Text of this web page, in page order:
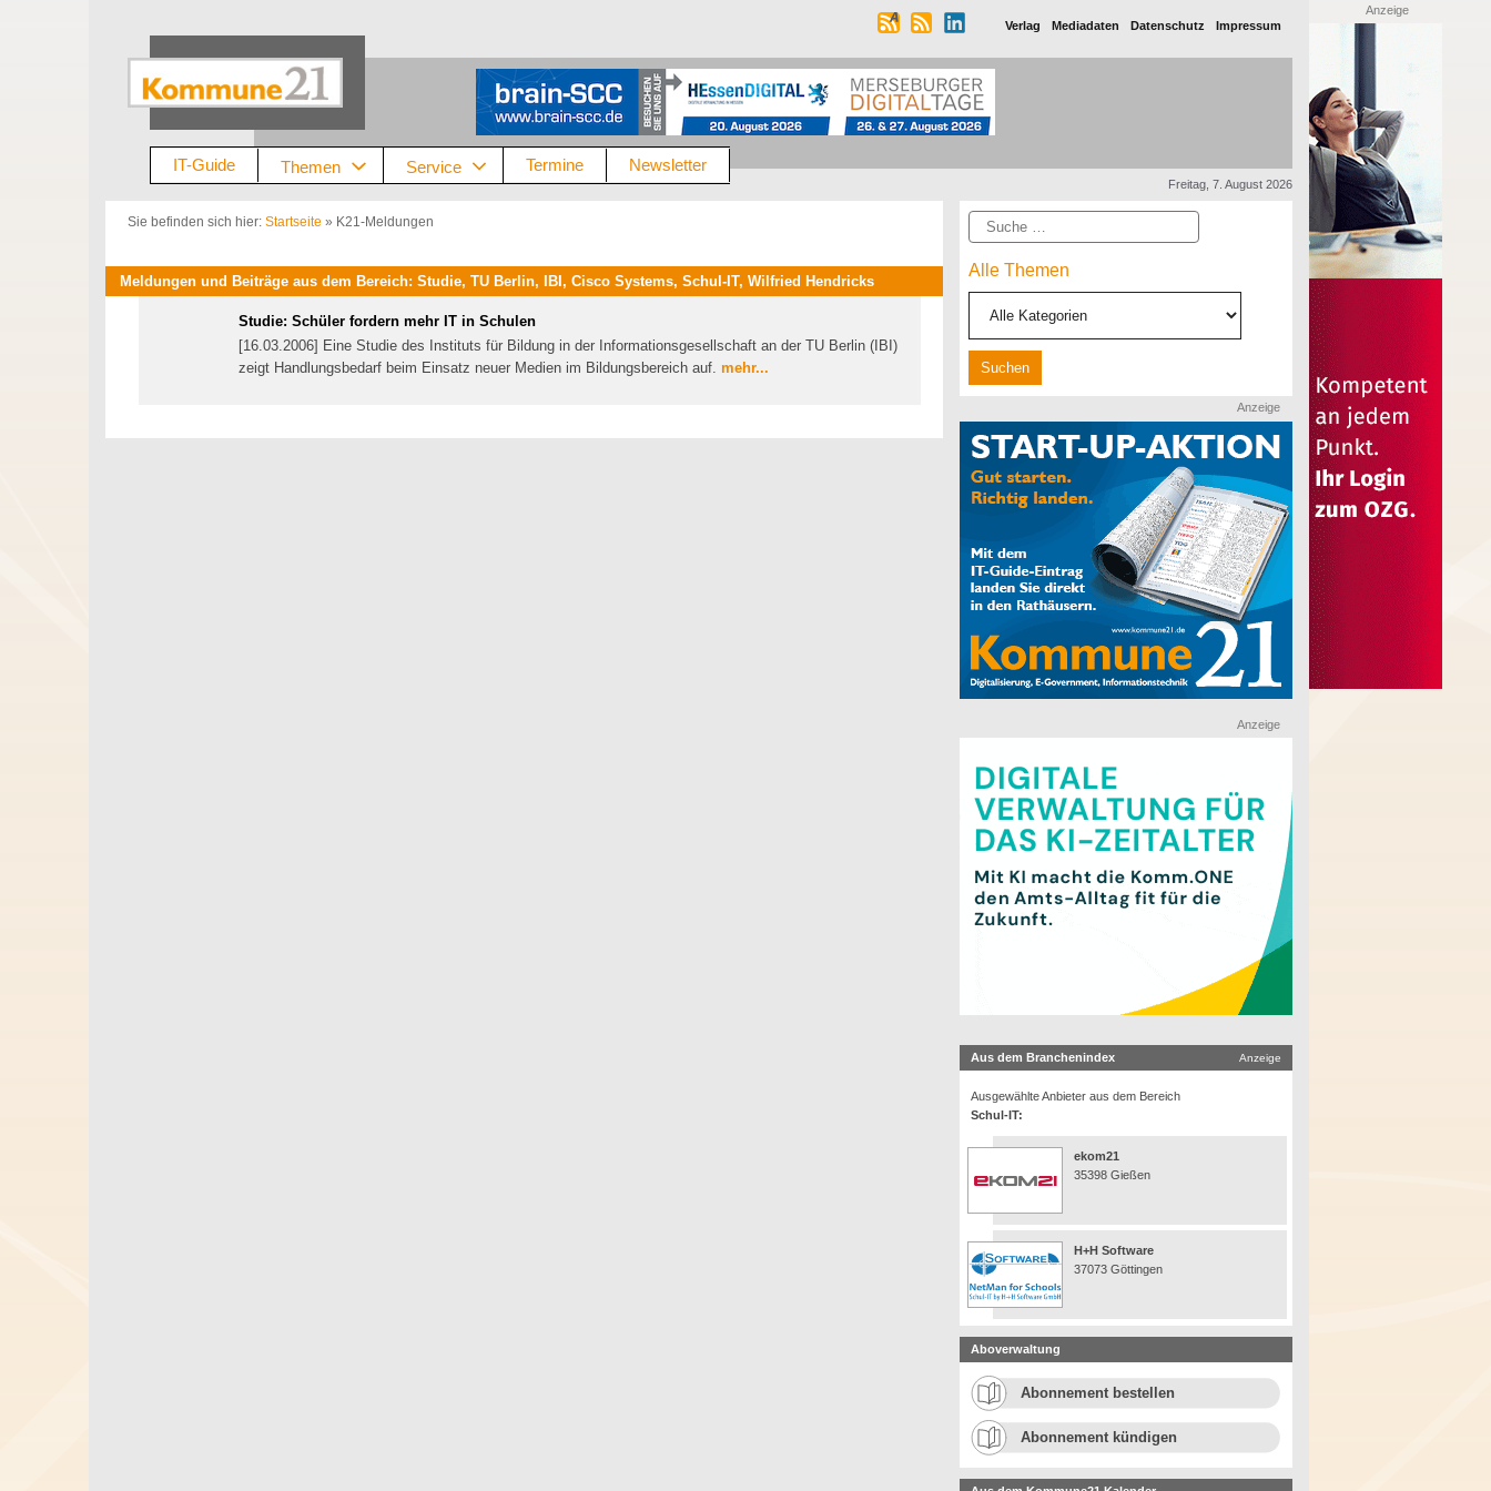
Verlag Mediadaten Datenschutz Impressum
IT-Guide Themen Service Termine Newsletter
Freitag, 7. August 2026
Sie befinden sich hier: Startseite » K21-Meldungen
Meldungen und Beiträge aus dem Bereich: Studie, TU Berlin, IBI, Cisco Systems, Schul-IT, Wilfried Hendricks
Studie: Schüler fordern mehr IT in Schulen
[16.03.2006] Eine Studie des Instituts für Bildung in der Informationsgesellschaft an der TU Berlin (IBI)
zeigt Handlungsbedarf beim Einsatz neuer Medien im Bildungsbereich auf. mehr...
Suche
Alle Themen
Anzeige
Anzeige
Aus dem Branchenindex Anzeige
Ausgewählte Anbieter aus dem Bereich
Schul-IT:
ekom21
35398 Gießen
H+H Software
37073 Göttingen
Aboverwaltung
Abonnement bestellen
Abonnement kündigen
Anzeige